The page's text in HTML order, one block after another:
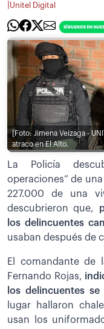
Unitel Digital
[Foto: Jimena Veizaga -
atraco en El Alto.
La Policía
operaciones” de
227.000 de una
descubrieron que,
los delincuentes
usaban después de
El comandante de
Fernando Rojas,
los delincuentes
lugar hallaron
usan los